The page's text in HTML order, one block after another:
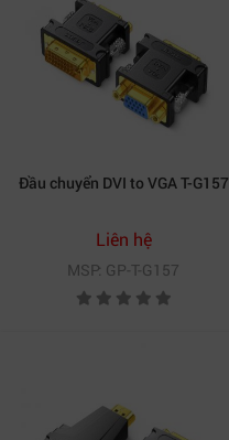
Đầu chuyển DVI to VGA T-G157
Liên hệ
MSP: GP-T-G157